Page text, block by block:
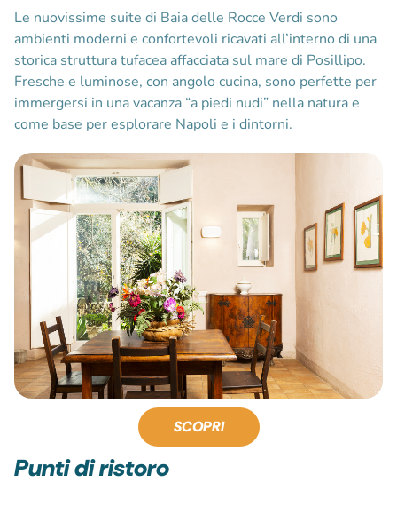
Le nuovissime suite di Baia delle Rocce Verdi sono
ambienti moderni e confortevoli ricavati all’interno di una
storica struttura tufacea affacciata sul mare di Posillipo.
Fresche e luminose, con angolo cucina, sono perfette per
immergersi in una vacanza “a piedi nudi” nella natura e
come base per esplorare Napoli e i dintorni.
SCOPRI
Punti di ristoro